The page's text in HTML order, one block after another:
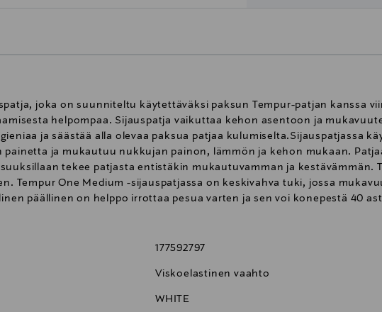
joka on suunniteltu käytettäväksi paksun Tempur-patjan kanssa
helpompaa. Sijauspatja vaikuttaa kehon asentoon ja
ja säästää alla olevaa paksua patjaa kulumiselta.Sijauspatjassa
ja mukautuu nukkujan painon, lämmön ja kehon mukaan.
tekee patjasta entistäkin mukautuvamman ja kestävämmän.
Tempur One Medium -sijauspatjassa on keskivahva tuki, jossa
päällinen on helppo irrottaa pesua varten ja sen voi konepestä 40
177592797
Viskoelastinen vaahto
WHITE